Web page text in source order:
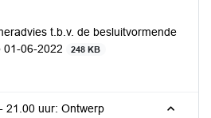
t.b.v. de besluitvormende
01-06-2022
248 KB
21.00 uur: Ontwerp